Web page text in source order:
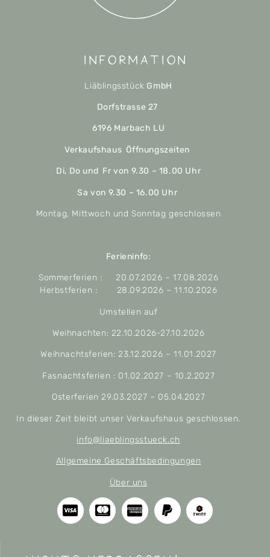
Information
Liäblingsstück GmbH
Dorfstrasse 27
6196 Marbach LU
Verkaufshaus Öffnungszeiten
Di, Do und Fr von 9.30 – 18.00 Uhr
Sa von 9.30 – 16.00 Uhr
Montag, Mittwoch und Sonntag geschlossen
Ferieninfo:
Sommerferien : 20.07.2026 – 17.08.2026
Herbstferien : 28.09.2026 – 11.10.2026
Umstellen auf
Weihnachten: 22.10.2026-27.10.2026
Weihnachtsferien: 23.12.2026 – 11.01.2027
Fasnachtsferien : 01.02.2027 – 10.2.2027
Osterferien 29.03.2027 – 05.04.2027
In dieser Zeit bleibt unser Verkaufshaus geschlossen.
info@liaeblingsstueck.ch
Allgemeine Geschäftsbedingungen
Über uns